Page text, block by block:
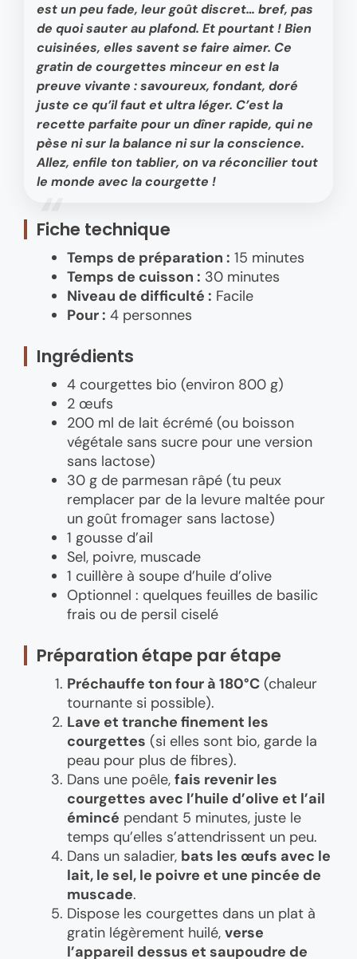
est un peu fade, leur goût discret… bref, pas
de quoi sauter au plafond. Et pourtant ! Bien
cuisinées, elles savent se faire aimer. Ce
gratin de courgettes minceur en est la
preuve vivante : savoureux, fondant, doré
juste ce qu’il faut et ultra léger. C’est la
recette parfaite pour un dîner rapide, qui ne
pèse ni sur la balance ni sur la conscience.
Allez, enfile ton tablier, on va réconcilier tout
le monde avec la courgette !
Fiche technique
Temps de préparation : 15 minutes
Temps de cuisson : 30 minutes
Niveau de difficulté : Facile
Pour : 4 personnes
Ingrédients
4 courgettes bio (environ 800 g)
2 œufs
200 ml de lait écrémé (ou boisson
végétale sans sucre pour une version
sans lactose)
30 g de parmesan râpé (tu peux
remplacer par de la levure maltée pour
un goût fromager sans lactose)
1 gousse d’ail
Sel, poivre, muscade
1 cuillère à soupe d’huile d’olive
Optionnel : quelques feuilles de basilic
frais ou de persil ciselé
Préparation étape par étape
Préchauffe ton four à 180°C (chaleur
tournante si possible).
Lave et tranche finement les
courgettes (si elles sont bio, garde la
peau pour plus de fibres).
Dans une poêle, fais revenir les
courgettes avec l’huile d’olive et l’ail
émincé pendant 5 minutes, juste le
temps qu’elles s’attendrissent un peu.
Dans un saladier, bats les œufs avec le
lait, le sel, le poivre et une pincée de
muscade.
Dispose les courgettes dans un plat à
gratin légèrement huilé, verse
l’appareil dessus et saupoudre de